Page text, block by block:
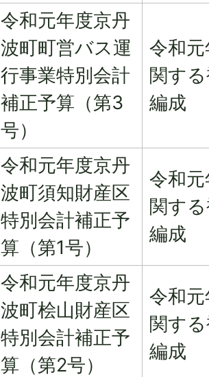
令和元年度京丹
波町町営バス運
行事業特別会計
補正予算（第3
号）
令和
関す
編成
令和元年度京丹
波町須知財産区
特別会計補正予
算（第1号）
令和
関す
編成
令和元年度京丹
波町桧山財産区
特別会計補正予
算（第2号）
令和
関す
編成